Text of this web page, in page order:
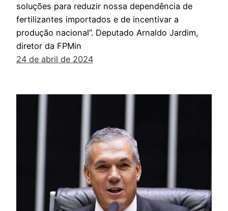
soluções para reduzir nossa dependência de
fertilizantes importados e de incentivar a
produção nacional”. Deputado Arnaldo Jardim,
diretor da FPMin
24 de abril de 2024